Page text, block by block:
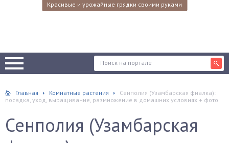
Красивые и урожайные грядки своими руками
Главная Комнатные растения
Сенполия (Узамбарская фиалка):
посадка, уход, выращивание, размножение в домашних условиях + фото
Сенполия (Узамбарская